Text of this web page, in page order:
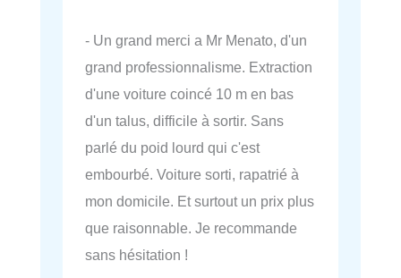
- Un grand merci a Mr Menato, d'un
grand professionnalisme. Extraction
d'une voiture coincé 10 m en bas
d'un talus, difficile à sortir. Sans
parlé du poid lourd qui c'est
embourbé. Voiture sorti, rapatrié à
mon domicile. Et surtout un prix plus
que raisonnable. Je recommande
sans hésitation !